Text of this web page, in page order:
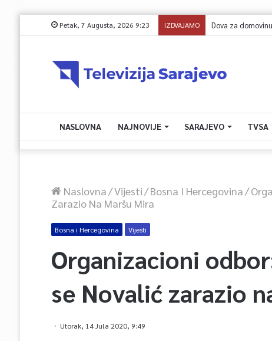
Petak, 7 Augusta, 2026 9:23 IZDVAJAMO
NASLOVNA NAJNOVIJE SARAJEVO TVSA
Naslovna/Vijesti/Bosna I Hercegovina/
Zarazio Na Maršu Mira
Bosna i Hercegovina Vijesti
Organizacioni
se Novalić zarazio
Utorak, 14 Jula 2020, 9:49